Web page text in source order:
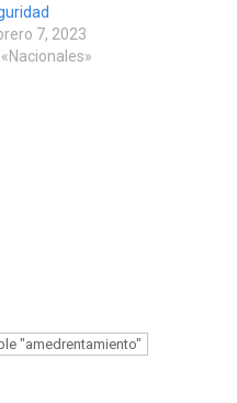
7, 2023
«Nacionales»
"amedrentamiento"